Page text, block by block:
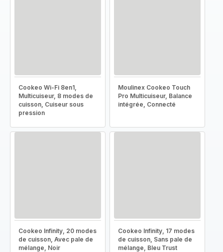
Cookeo Wi-Fi 8en1,
Multicuiseur, 8 modes de
cuisson, Cuiseur sous
pression
Moulinex Cookeo Touch
Pro Multicuiseur, Balance
intégrée, Connecté
Cookeo Infinity, 20 modes
de cuisson, Avec pale de
mélange, Noir
Cookeo Infinity, 17 modes
de cuisson, Sans pale de
mélange, Bleu Trust